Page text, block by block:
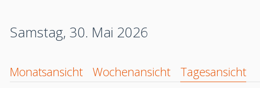
Samstag, 30. Mai 2026
Monatsansicht Wochenansicht Tagesansicht